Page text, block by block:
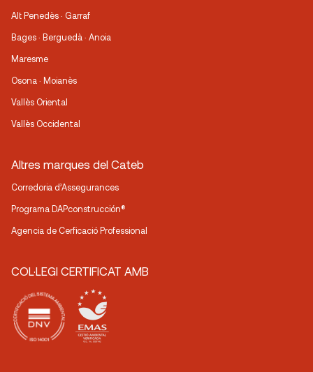
Alt Penedès · Garraf
Bages · Berguedà · Anoia
Maresme
Osona · Moianès
Vallès Oriental
Vallès Occidental
Altres marques del Cateb
Corredoria d’Assegurances
Programa DAPconstrucción®
Agencia de Cerficació Professional
COL·LEGI CERTIFICAT AMB